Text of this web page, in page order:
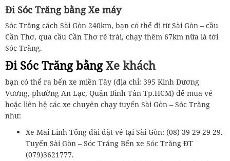
Đi Sóc Trăng bằng Xe máy
Sóc Trăng cách Sài Gòn 240km, bạn có thể đi từ Sài Gòn – cầu
Cần Thơ, qua cầu Cần Thơ rẽ trái, chạy thêm 67km nữa là tới
Sóc Trăng.
Đi Sóc Trăng bằng Xe khách
bạn có thể ra bến xe miền Tây (địa chỉ: 395 Kinh Dương
Vương, phường An Lạc, Quận Bình Tân Tp.HCM) để mua vé
hoặc liên hệ các xe chuyên chạy tuyến Sài Gòn – Sóc Trăng
như:
Xe Mai Linh Tổng đài đặt vé tại Sài Gòn: (08) 39 29 29 29.
Tuyến Sài Gòn – Sóc Trăng Bến xe Sóc Trăng ĐT
(079)3621777.